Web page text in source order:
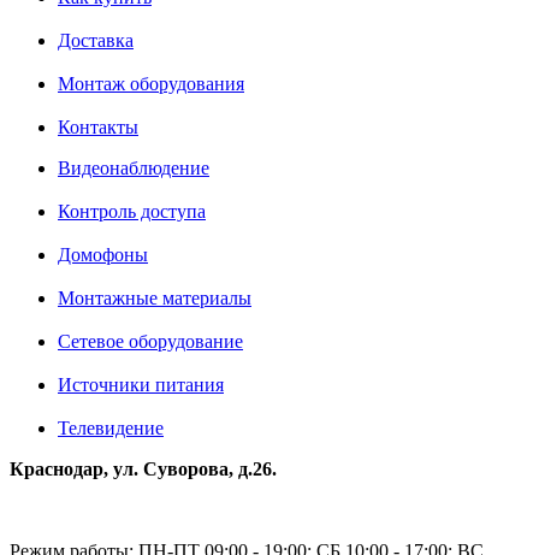
Доставка
Монтаж оборудования
Контакты
Видеонаблюдение
Контроль доступа
Домофоны
Монтажные материалы
Сетевое оборудование
Источники питания
Телевидение
Краснодар, ул. Суворова, д.26.
Режим работы: ПН-ПТ 09:00 - 19:00; СБ 10:00 - 17:00; ВС